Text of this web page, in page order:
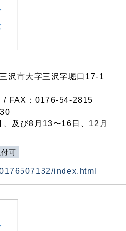
沢市大字三沢字堀口17-1
FAX：0176-54-2815
、及び8月13〜16日、12月
付可
index.html